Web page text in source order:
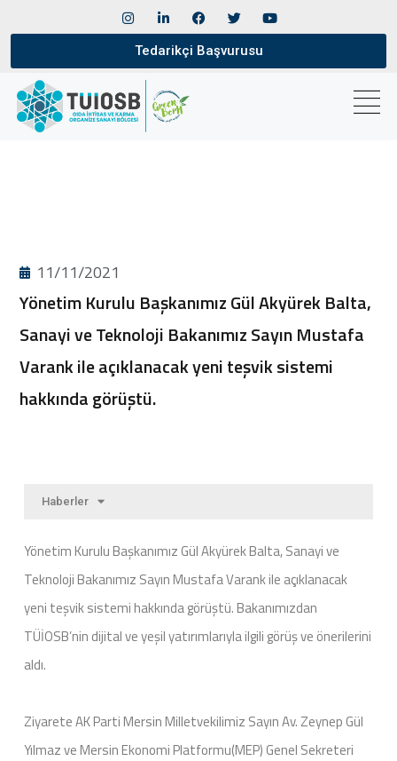
Tedarikçi Başvurusu
11/11/2021
Yönetim Kurulu Başkanımız Gül Akyürek Balta,
Sanayi ve Teknoloji Bakanımız Sayın Mustafa
Varank ile açıklanacak yeni teşvik sistemi
hakkında görüştü.
Haberler
Yönetim Kurulu Başkanımız Gül Akyürek Balta, Sanayi ve
Teknoloji Bakanımız Sayın Mustafa Varank ile açıklanacak
yeni teşvik sistemi hakkında görüştü. Bakanımızdan
TÜİOSB’nin dijital ve yeşil yatırımlarıyla ilgili görüş ve önerilerini
aldı.
Ziyarete AK Parti Mersin Milletvekilimiz Sayın Av. Zeynep Gül
Yılmaz ve Mersin Ekonomi Platformu(MEP) Genel Sekreteri